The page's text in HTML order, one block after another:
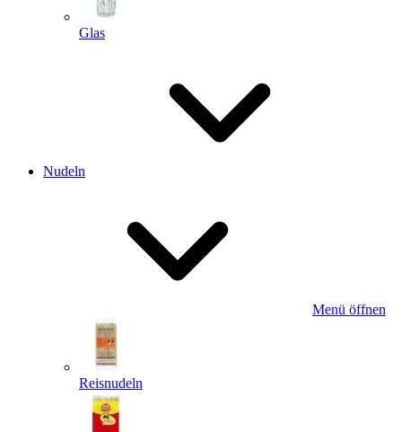
Glas
Nudeln
Menü öffnen
Reisnudeln